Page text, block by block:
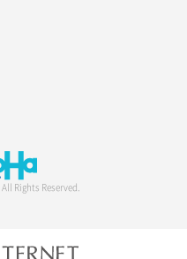
Rights Reserved.